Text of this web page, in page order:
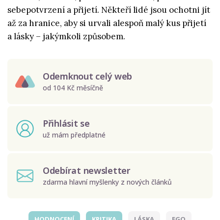
sebepotvrzení a přijetí. Někteří lidé jsou ochotni jít
až za hranice, aby si urvali alespoň malý kus přijetí
a lásky – jakýmkoli způsobem.
Odemknout celý web
od 104 Kč měsíčně
Přihlásit se
už mám předplatné
Odebírat newsletter
zdarma hlavní myšlenky z nových článků